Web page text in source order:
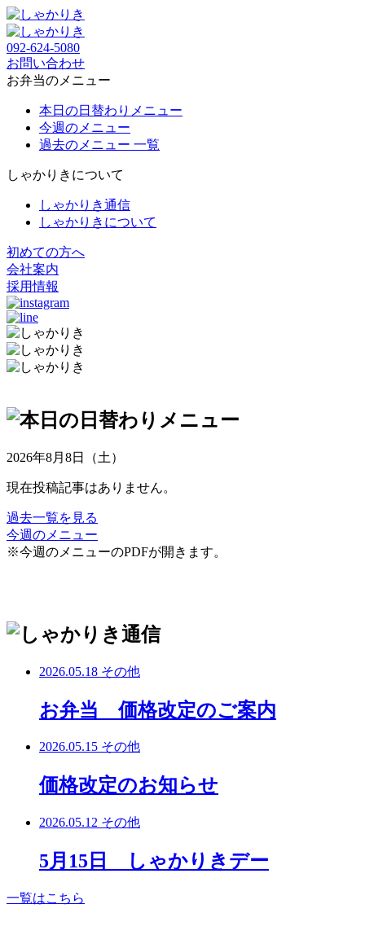
092-624-5080
お問い合わせ
お弁当のメニュー
本日の日替わりメニュー
今週のメニュー
過去のメニュー 一覧
しゃかりきについて
しゃかりき通信
しゃかりきについて
初めての方へ
会社案内
採用情報
2026年8月8日（土）
現在投稿記事はありません。
過去一覧を見る
今週のメニュー
※今週のメニューのPDFが開きます。
2026.05.18 その他
お弁当 価格改定のご案内
2026.05.15 その他
価格改定のお知らせ
2026.05.12 その他
5月15日 しゃかりきデー
一覧はこちら